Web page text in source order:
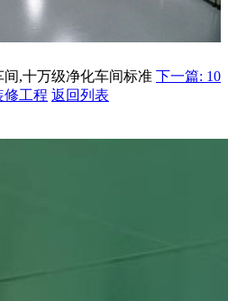
,十万级净化车间标准 下一篇: 10
修工程 返回列表